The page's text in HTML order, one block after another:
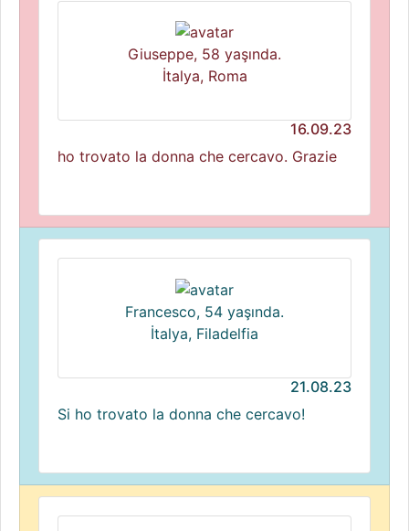
Giuseppe, 58 yaşında.
İtalya, Roma
16.09.23
ho trovato la donna che cercavo. Grazie
Francesco, 54 yaşında.
İtalya, Filadelfia
21.08.23
Si ho trovato la donna che cercavo!